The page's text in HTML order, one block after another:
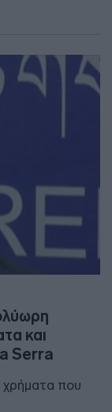
και
Serra
χρήματα που